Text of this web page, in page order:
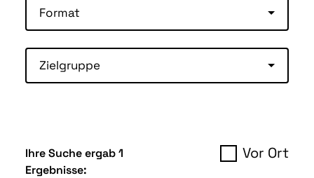
Format
Zielgruppe
Ihre Suche ergab 1
Ergebnisse:
Vor Ort